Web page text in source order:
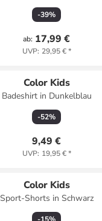
-39%
ab: 17,99 €
UVP: 29,95 €*
Color Kids
Badeshirt in Dunkelblau
-52%
9,49 €
UVP: 19,95 €*
Color Kids
Sport-Shorts in Schwarz